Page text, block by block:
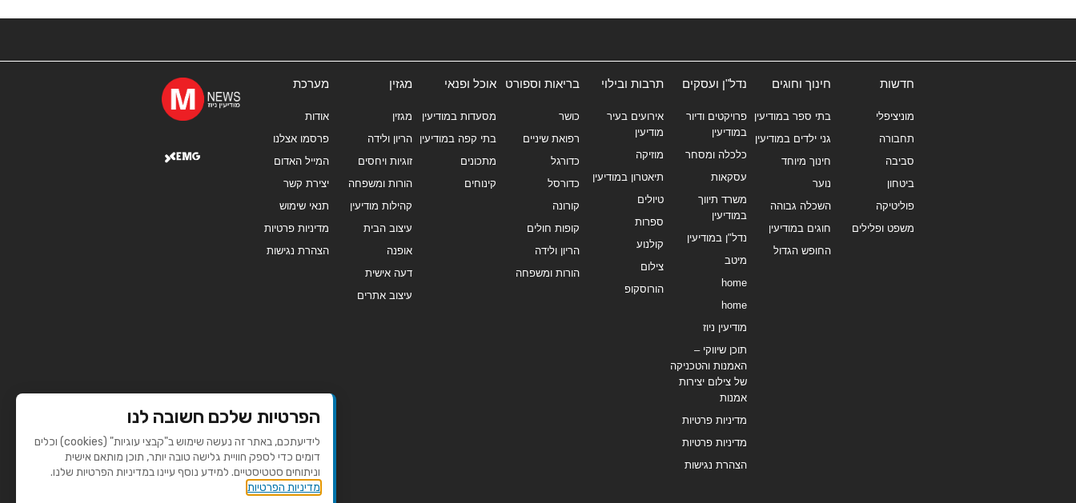
חדשות
מוניציפלי
תחבורה
סביבה
ביטחון
פוליטיקה
משפט ופלילים
חינוך וחוגים
בתי ספר במודיעין
גני ילדים במודיעין
חינוך מיוחד
נוער
השכלה גבוהה
חוגים במודיעין
החופש הגדול
נדל"ן ועסקים
פרויקטים ודיור
במודיעין
כלכלה ומסחר
עסקאות
משרד תיווך
במודיעין
נדל"ן במודיעין
מיטב
home
home
מודיעין ניוז
תוכן שיווקי –
האמנות והטכניקה
של צילום יצירות
אמנות
מדיניות פרטיות
מדיניות פרטיות
הצהרת נגישות
תרבות ובילוי
אירועים בעיר
מודיעין
מוזיקה
תיאטרון במודיעין
טיולים
ספרות
קולנוע
צילום
הורוסקופ
בריאות וספורט
כושר
רפואת שיניים
כדורגל
כדורסל
קורונה
קופות חולים
הריון ולידה
הורות ומשפחה
אוכל ופנאי
מסעדות במודיעין
בתי קפה במודיעין
מתכונים
קינוחים
מגזין
מגזין
הריון ולידה
זוגיות ויחסים
הורות ומשפחה
קהילות מודיעין
עיצוב הבית
אופנה
דעה אישית
עיצוב אתרים
מערכת
אודות
פרסמו אצלנו
המייל האדום
יצירת קשר
תנאי שימוש
מדיניות פרטיות
הצהרת נגישות
הפרטיות שלכם חשובה לנו
לידיעתכם, באתר זה נעשה שימוש ב"קבצי עוגיות" (cookies) וכלים
דומים כדי לספק חוויית גלישה טובה יותר, תוכן מותאם אישית
וניתוחים סטטיסטיים. למידע נוסף עיינו במדיניות הפרטיות שלנו.
מדיניות הפרטיות